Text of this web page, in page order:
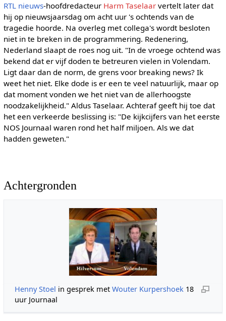
RTL nieuws-hoofdredacteur Harm Taselaarvertelt later dat
hij op nieuwsjaarsdag om acht uur 's ochtends van de
tragedie hoorde. Na overleg met collega's wordt besloten
niet in te breken in de programmering. Redenering,
Nederland slaapt de roes nog uit. "In de vroege ochtend was
bekend dat er vijf doden te betreuren vielen in Volendam.
Ligt daar dan de norm, de grens voor breaking news? Ik
weet het niet. Elke dode is er een te veel natuurlijk, maar op
dat moment vonden we het niet van de allerhoogste
noodzakelijkheid." Aldus Taselaar. Achteraf geeft hij toe dat
het een verkeerde beslissing is: "De kijkcijfers van het eerste
NOS Journaal waren rond het half miljoen. Als we dat
hadden geweten."
Achtergronden
Henny Stoel in gesprek metWouter Kurpershoek 18
uur Journaal